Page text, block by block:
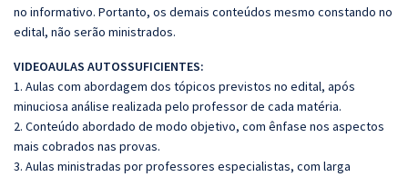
no informativo. Portanto, os demais conteúdos mesmo constando no
edital, não serão ministrados.
VIDEOAULAS AUTOSSUFICIENTES:
1. Aulas com abordagem dos tópicos previstos no edital, após
minuciosa análise realizada pelo professor de cada matéria.
2. Conteúdo abordado de modo objetivo, com ênfase nos aspectos
mais cobrados nas provas.
3. Aulas ministradas por professores especialistas, com larga